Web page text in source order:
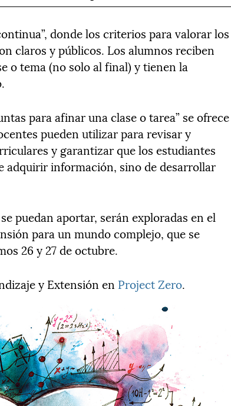
donde los criterios para valorar los
claros y públicos. Los alumnos reciben
o tema (no solo al final) y tienen la
para afinar una clase o tarea” se ofrece
pueden utilizar para revisar y
y garantizar que los estudiantes
adquirir información, sino de desarrollar
puedan aportar, serán exploradas en el
para un mundo complejo, que se
26 y 27 de octubre.
y Extensión en Project Zero.